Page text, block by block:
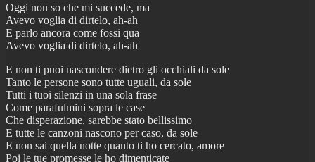
Oggi non so che mi succede, ma
Avevo voglia di dirtelo, ah-ah
E parlo ancora come fossi qua
Avevo voglia di dirtelo, ah-ah
E non ti puoi nascondere dietro gli occhiali da sole
Tanto le persone sono tutte uguali, da sole
Tutti i tuoi silenzi in una sola frase
Come parafulmini sopra le case
Che disperazione, sarebbe stato bellissimo
E tutte le canzoni nascono per caso, da sole
E non sai quella notte quanto ti ho cercato, amore
Poi le tue promesse le ho dimenticate